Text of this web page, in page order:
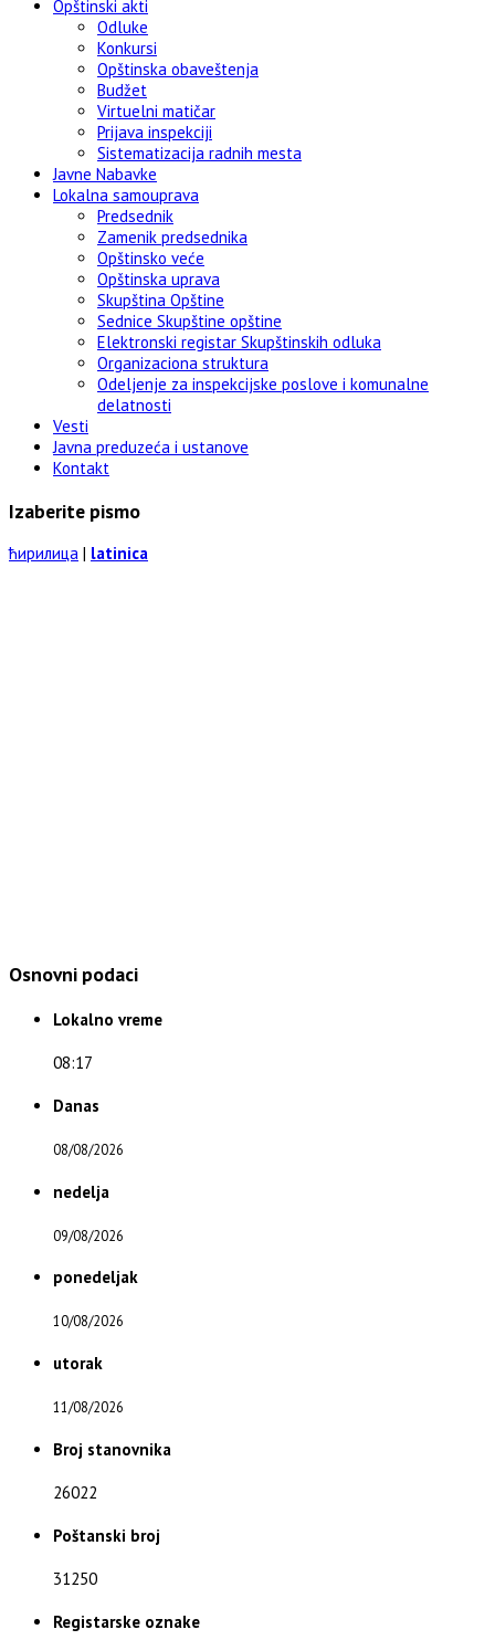
Opštinski akti
Odluke
Konkursi
Opštinska obaveštenja
Budžet
Virtuelni matičar
Prijava inspekciji
Sistematizacija radnih mesta
Javne Nabavke
Lokalna samouprava
Predsednik
Zamenik predsednika
Opštinsko veće
Opštinska uprava
Skupština Opštine
Sednice Skupštine opštine
Elektronski registar Skupštinskih odluka
Organizaciona struktura
Odeljenje za inspekcijske poslove i komunalne
delatnosti
Vesti
Javna preduzeća i ustanove
Kontakt
Izaberite pismo
ћирилица | latinica
Osnovni podaci
Lokalno vreme
08:17
Danas
08/08/2026
nedelja
09/08/2026
ponedeljak
10/08/2026
utorak
11/08/2026
Broj stanovnika
26022
Poštanski broj
31250
Registarske oznake